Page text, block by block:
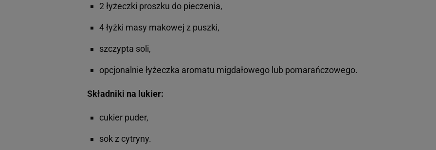
2 łyżeczki proszku do pieczenia,
4 łyżki masy makowej z puszki,
szczypta soli,
opcjonalnie łyżeczka aromatu migdałowego lub pomarańczowego.
Składniki na lukier:
cukier puder,
sok z cytryny.